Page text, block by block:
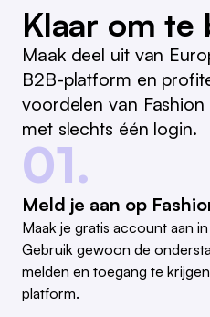
Klaar om te
Maak deel uit van
B2B-platform en
voordelen van
met slechts één login.
01.
Meld je aan op
Maak je gratis account aan
Gebruik gewoon de
melden en toegang te
platform.